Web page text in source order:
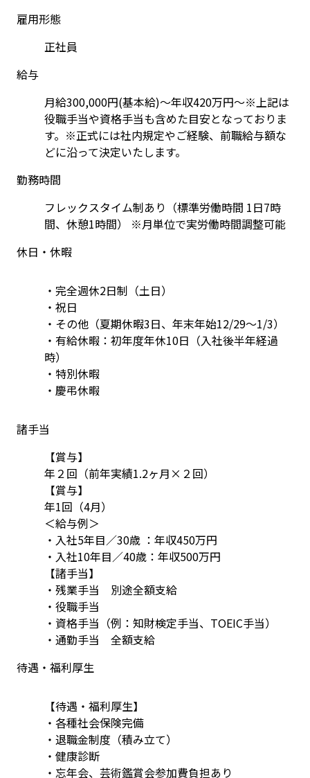
雇用形態
正社員
給与
月給300,000円(基本給)～年収420万円～※上記は
役職手当や資格手当も含めた目安となっておりま
す。※正式には社内規定やご経験、前職給与額な
どに沿って決定いたします。
勤務時間
フレックスタイム制あり（標準労働時間 1日7時
間、休憩1時間） ※月単位で実労働時間調整可能
休日・休暇
・完全週休2日制（土日）
・祝日
・その他（夏期休暇3日、年末年始12/29～1/3）
・有給休暇：初年度年休10日（入社後半年経過
時）
・特別休暇
・慶弔休暇
諸手当
【賞与】
年２回（前年実績1.2ヶ月×２回）
【賞与】
年1回（4月）
＜給与例＞
・入社5年目／30歳 ：年収450万円
・入社10年目／40歳：年収500万円
【諸手当】
・残業手当　別途全額支給
・役職手当
・資格手当（例：知財検定手当、TOEIC手当）
待遇・福利厚生
【待遇・福利厚生】
・各種社会保険完備
・退職金制度（積み立て）
・健康診断
・忘年会、芸術鑑賞会参加費負担あり